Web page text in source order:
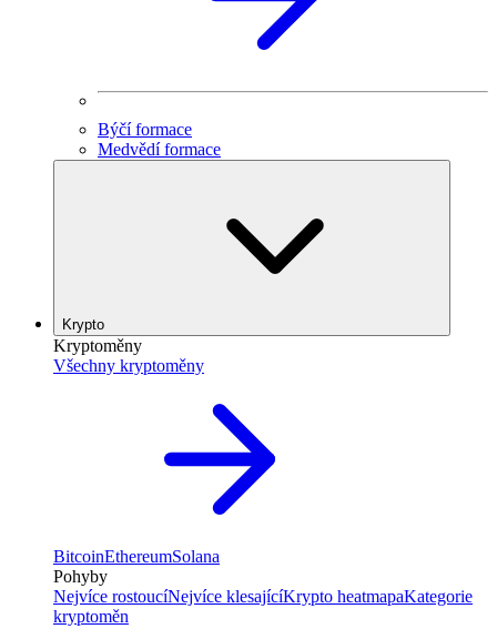
Býčí formace
Medvědí formace
Krypto
Kryptoměny
Všechny kryptoměny
BitcoinEthereumSolana
Pohyby
Nejvíce rostoucíNejvíce klesajícíKrypto heatmapaKategorie
kryptoměn